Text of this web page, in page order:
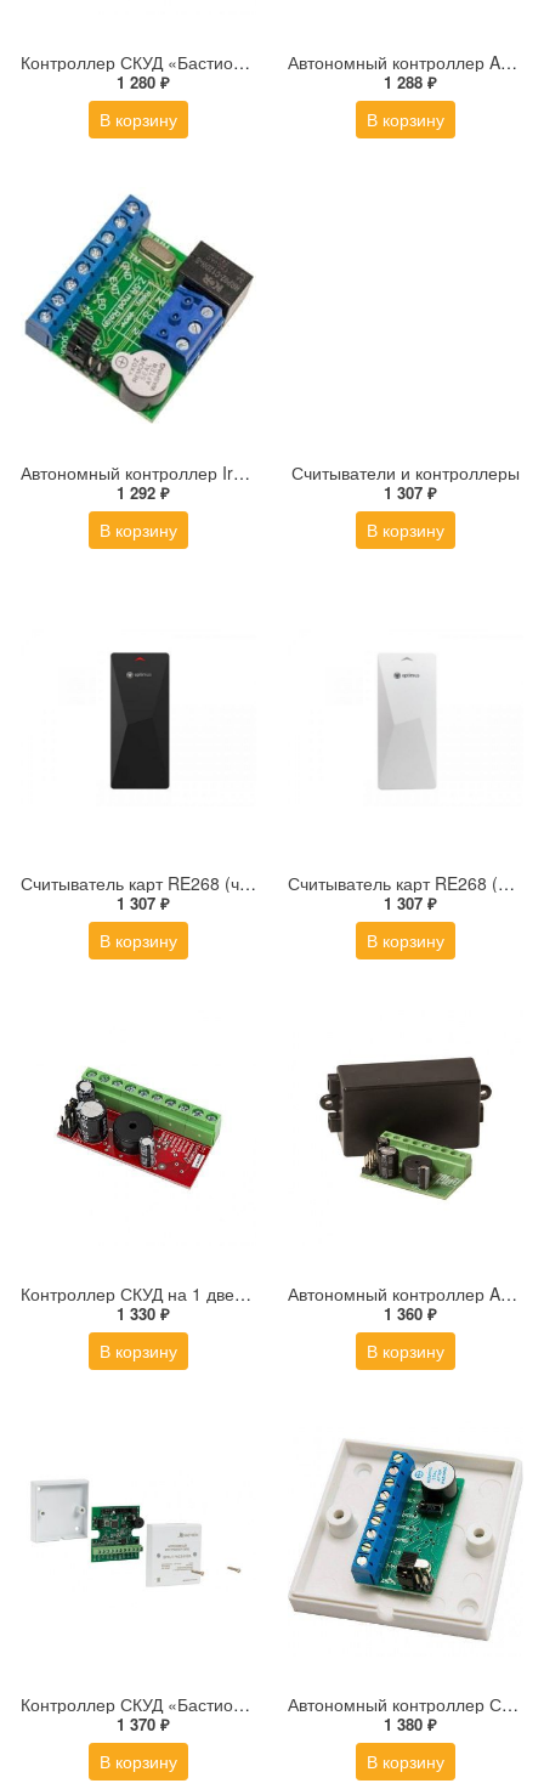
Контроллер СКУД «Бастион» Sprut PACS-01SA без корпуса
1 280 ₽
В корзину
Автономный контроллер AccordTec AT-K4000
1 288 ₽
В корзину
Автономный контроллер Iron Logic Z-5R Relay
1 292 ₽
В корзину
Считыватели и контроллеры
1 307 ₽
В корзину
Считыватель карт RE268 (черный)
1 307 ₽
В корзину
Считыватель карт RE268 (белый)
1 307 ₽
В корзину
Контроллер СКУД на 1 дверь AccordTec AT-K1000 U
1 330 ₽
В корзину
Автономный контроллер AccordTec AT-K1000 бокс
1 360 ₽
В корзину
Контроллер СКУД «Бастион» Sprut PACS-01SA
1 370 ₽
В корзину
Автономный контроллер СКУД ironLogic Z-5R Case
1 380 ₽
В корзину